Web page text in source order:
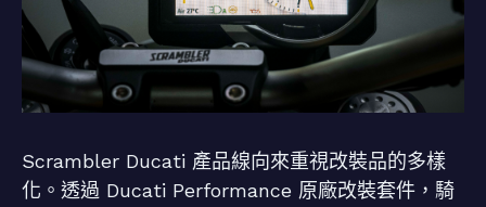
Scrambler Ducati 產品線向來重視改裝品的多樣
化。透過 Ducati Performance 原廠改裝套件，騎